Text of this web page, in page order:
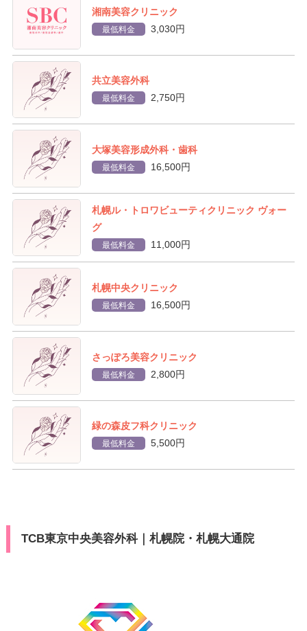
湘南美容クリニック
最低料金 3,030円
共立美容外科
最低料金 2,750円
大塚美容形成外科・歯科
最低料金 16,500円
札幌ル・トロワビューティクリニック ヴォー
グ
最低料金 11,000円
札幌中央クリニック
最低料金 16,500円
さっぽろ美容クリニック
最低料金 2,800円
緑の森皮フ科クリニック
最低料金 5,500円
TCB東京中央美容外科｜札幌院・札幌大通院